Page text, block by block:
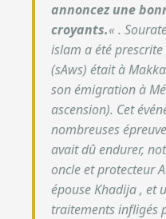
annoncez une
croyants.« .
islam a été
(sAws) était à
son émigration à
ascension). Cet
nombreuses
avait dû endurer,
oncle et protecteur
épouse Khadija , et
traitements infligés